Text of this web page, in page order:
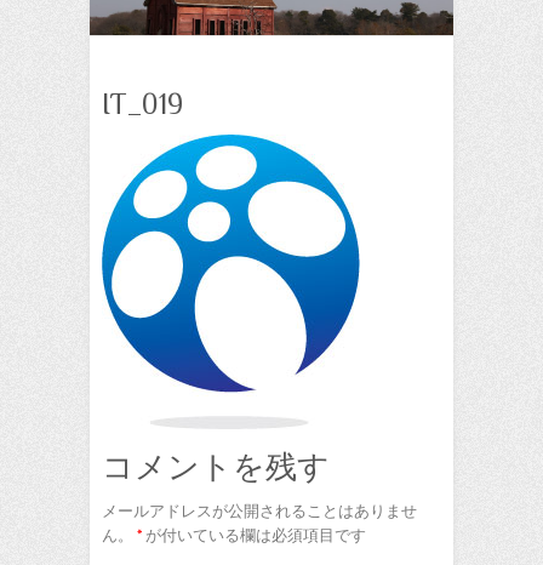
IT_019
コメントを残す
メールアドレスが公開されることはありませ
ん。
* が付いている欄は必須項目です